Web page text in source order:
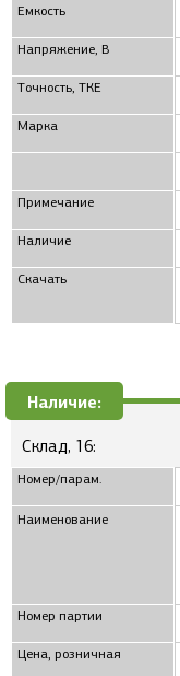
Емкость
Напряжение, В
Точность, ТКЕ
Марка
Примечание
Наличие
Скачать
Наличие:
Склад, 16:
Номер/парам.
Наименование
Номер партии
Цена, розничная